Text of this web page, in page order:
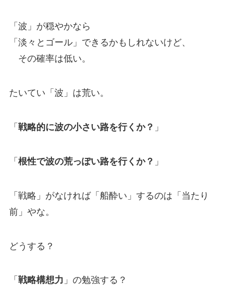
「波」が穏やかなら
「淡々とゴール」できるかもしれないけど、
その確率は低い。
たいてい「波」は荒い。
「 戦略的に波の小さい路を行くか？ 」
「 根性で波の荒っぽい路を行くか？ 」
「戦略」がなければ「船酔い」するのは「当たり
前」やな。
どうする？
「 戦略構想力 」の勉強する？